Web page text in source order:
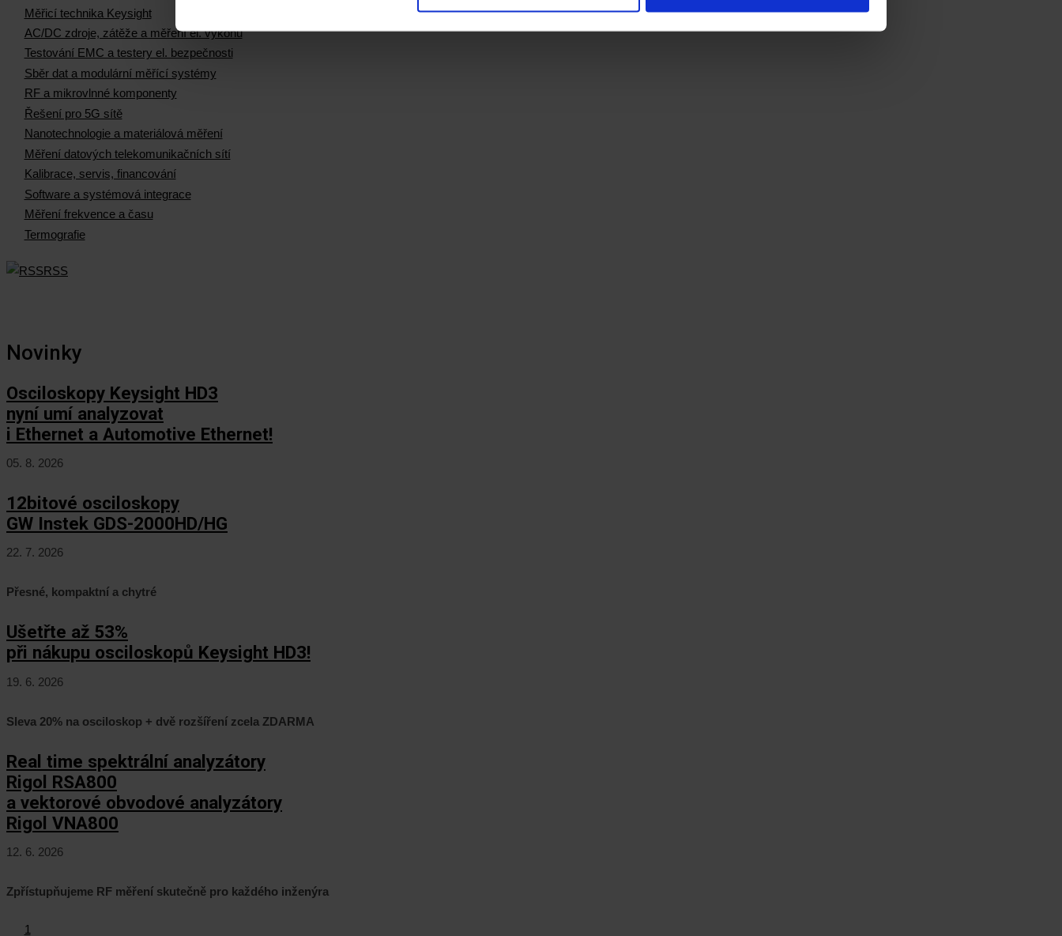
Měřicí technika Keysight
AC/DC zdroje, zátěže a měření el. výkonu
Testování EMC a testery el. bezpečnosti
Sběr dat a modulární měřící systémy
RF a mikrovlnné komponenty
Řešení pro 5G sítě
Nanotechnologie a materiálová měření
Měření datových telekomunikačních sítí
Kalibrace, servis, financování
Software a systémová integrace
Měření frekvence a času
Termografie
RSS
Novinky
Osciloskopy Keysight HD3
nyní umí analyzovat
i Ethernet a Automotive Ethernet!
05. 8. 2026
12bitové osciloskopy
GW Instek GDS-2000HD/HG
22. 7. 2026
Přesné, kompaktní a chytré
Ušetřte až 53%
při nákupu osciloskopů Keysight HD3!
19. 6. 2026
Sleva 20% na osciloskop + dvě rozšíření zcela ZDARMA
Real time spektrální analyzátory
Rigol RSA800
a vektorové obvodové analyzátory
Rigol VNA800
12. 6. 2026
Zpřístupňujeme RF měření skutečně pro každého inženýra
1